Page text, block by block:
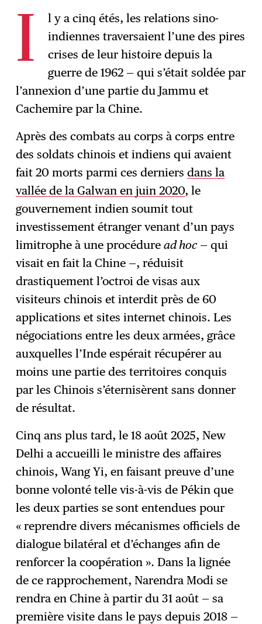
I
l y a cinq étés, les relations sino-
indiennes traversaient l’une des pires
crises de leur histoire depuis la
guerre de 1962 — qui s’était soldée par
l’annexion d’une partie du Jammu et
Cachemire par la Chine.
Après des combats au corps à corps entre
des soldats chinois et indiens qui avaient
fait 20 morts parmi ces derniersdans la
vallée de la Galwan en juin 2020, le
gouvernement indien soumit tout
investissement étranger venant d’un pays
limitrophe à une procéduread hoc— qui
visait en fait la Chine —, réduisit
drastiquement l’octroi de visas aux
visiteurs chinois et interdit près de 60
applications et sites internet chinois. Les
négociations entre les deux armées, grâce
auxquelles l’Inde espérait récupérer au
moins une partie des territoires conquis
par les Chinois s’éternisèrent sans donner
de résultat.
Cinq ans plus tard, le 18 août 2025, New
Delhi a accueilli le ministre des affaires
chinois, Wang Yi, en faisant preuve d’une
bonne volonté telle vis-à-vis de Pékin que
les deux parties se sont entendues pour
« reprendre divers mécanismes officiels de
dialogue bilatéral et d’échanges afin de
renforcer la coopération ». Dans la lignée
de ce rapprochement, Narendra Modi se
rendra en Chine à partir du 31 août — sa
première visite dans le pays depuis 2018 —